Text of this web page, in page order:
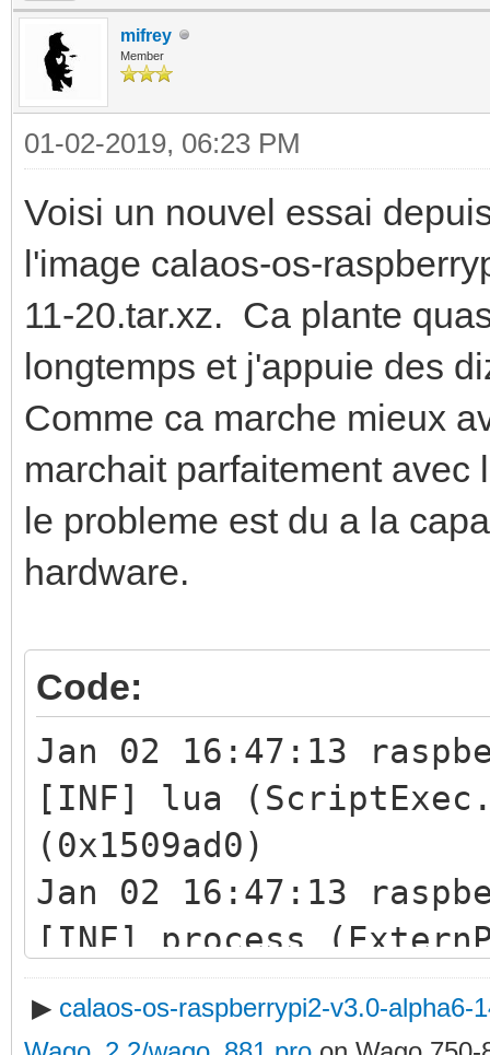
mifrey
Member
01-02-2019, 06:23 PM
Voisi un nouvel essai
l'image calaos-os-
11-20.tar.xz. Ca plante
longtemps et j'appuie des
Comme ca marche mieux
marchait parfaitement
le probleme est du a la
hardware.
Code:
Jan 02 16:47:13
[INF] lua
(0x1509ad0)
Jan 02 16:47:13
[INF] process
process: /usr/bin/
/tmp/
▶ calaos-os-raspberrypi2-v3.0-alpha6-